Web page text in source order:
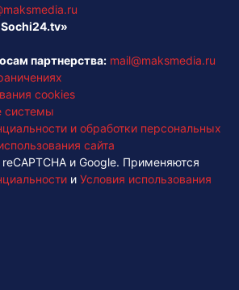
партнерства: mail@maksmedia.ru
cookies
системы
и обработки персональных
сайта
и Google. Применяются
и Условия использования